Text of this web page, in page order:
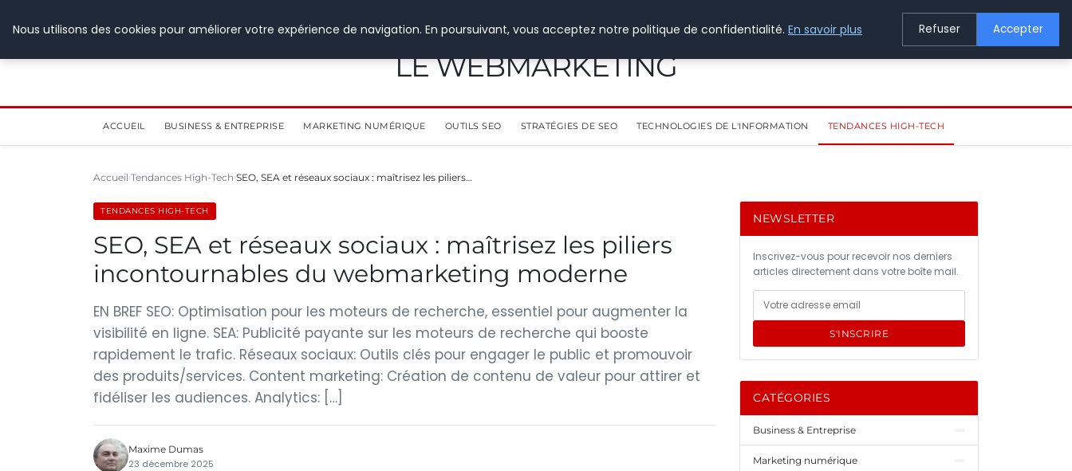
LE WEBMARKETING
ACCUEIL BUSINESS & ENTREPRISE MARKETING NUMÉRIQUE OUTILS SEO STRATÉGIES DE SEO TECHNOLOGIES DE L'INFORMATION TENDANCES HIGH-TECH
Accueil Tendances High-Tech SEO, SEA et réseaux sociaux : maîtrisez les piliers…
TENDANCES HIGH-TECH
SEO, SEA et réseaux sociaux : maîtrisez les piliers
incontournables du webmarketing moderne
EN BREF SEO: Optimisation pour les moteurs de recherche, essentiel pour augmenter la
visibilité en ligne. SEA: Publicité payante sur les moteurs de recherche qui booste
rapidement le trafic. Réseaux sociaux: Outils clés pour engager le public et promouvoir
des produits/services. Content marketing: Création de contenu de valeur pour attirer et
fidéliser les audiences. Analytics: […]
Maxime Dumas
23 décembre 2025
NEWSLETTER
Inscrivez-vous pour recevoir nos derniers
articles directement dans votre boîte mail.
S'INSCRIRE
CATÉGORIES
Business & Entreprise
Marketing numérique
Nous utilisons des cookies pour améliorer votre expérience de navigation. En poursuivant, vous acceptez notre politique de confidentialité. En savoir plus Refuser Accepter